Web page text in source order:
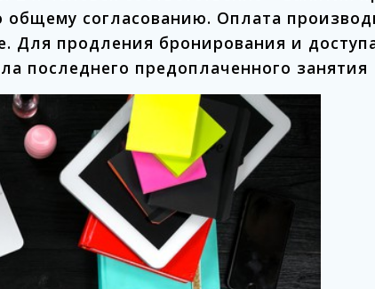
согласованию. Оплата
Для продления бронирования и
последнего предоплаченного занятия